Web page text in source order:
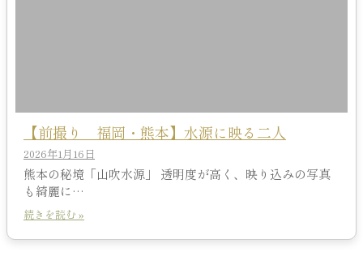
【前撮り 福岡・熊本】水源に映る二人
2026年1月16日
熊本の秘境「山吹水源」 透明度が高く、映り込みの写真
も綺麗に…
続きを読む »